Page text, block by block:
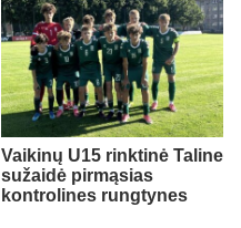
Vaikinų U15 rinktinė Taline
sužaidė pirmąsias
kontrolines rungtynes